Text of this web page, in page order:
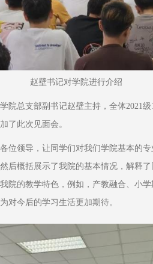
赵壁书记对学院进行介绍
院总支部副书记赵壁主持，全体2021
了此次见面会。
位领导，让同学们对我们学院基本的
后概括展示了我院的基本情况，解释
院的教学特色，例如，产教融合、小
对今后的学习生活更加期待。